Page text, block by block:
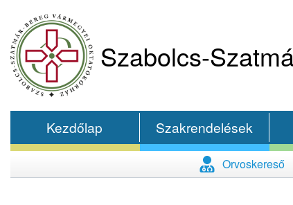
Szabolcs-
Kezdőlap Szakrendelések
Orvoskereső